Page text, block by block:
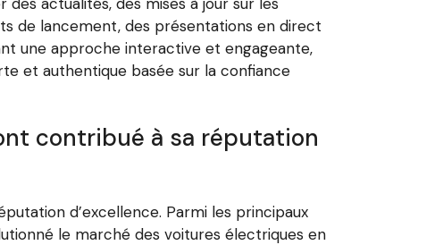
de lancement, des présentations en direct
une approche interactive et engageante,
et authentique basée sur la confiance
contribué à sa réputation
d’excellence. Parmi les principaux
le marché des voitures électriques en